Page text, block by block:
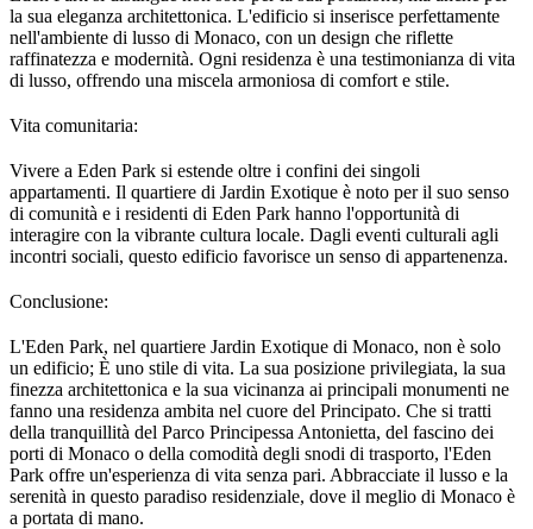
la sua eleganza architettonica. L'edificio si inserisce perfettamente
nell'ambiente di lusso di Monaco, con un design che riflette
raffinatezza e modernità. Ogni residenza è una testimonianza di vita
di lusso, offrendo una miscela armoniosa di comfort e stile.
Vita comunitaria:
Vivere a Eden Park si estende oltre i confini dei singoli
appartamenti. Il quartiere di Jardin Exotique è noto per il suo senso
di comunità e i residenti di Eden Park hanno l'opportunità di
interagire con la vibrante cultura locale. Dagli eventi culturali agli
incontri sociali, questo edificio favorisce un senso di appartenenza.
Conclusione:
L'Eden Park, nel quartiere Jardin Exotique di Monaco, non è solo
un edificio; È uno stile di vita. La sua posizione privilegiata, la sua
finezza architettonica e la sua vicinanza ai principali monumenti ne
fanno una residenza ambita nel cuore del Principato. Che si tratti
della tranquillità del Parco Principessa Antonietta, del fascino dei
porti di Monaco o della comodità degli snodi di trasporto, l'Eden
Park offre un'esperienza di vita senza pari. Abbracciate il lusso e la
serenità in questo paradiso residenziale, dove il meglio di Monaco è
a portata di mano.